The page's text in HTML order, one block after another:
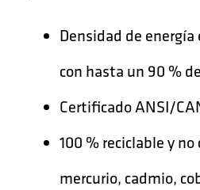
Densidad de
con hasta un 90 %
Certificado ANSI/
100 % reciclable y
mercurio, cadmio,